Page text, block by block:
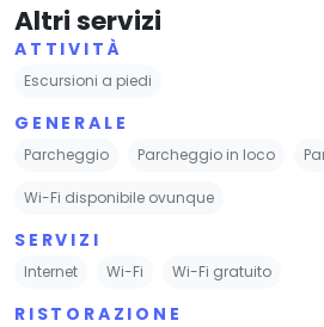
Altri servizi
ATTIVITÀ
Escursioni a piedi
GENERALE
Parcheggio Parcheggio in loco
Wi-Fi disponibile ovunque
SERVIZI
Internet Wi-Fi Wi-Fi gratuito
RISTORAZIONE